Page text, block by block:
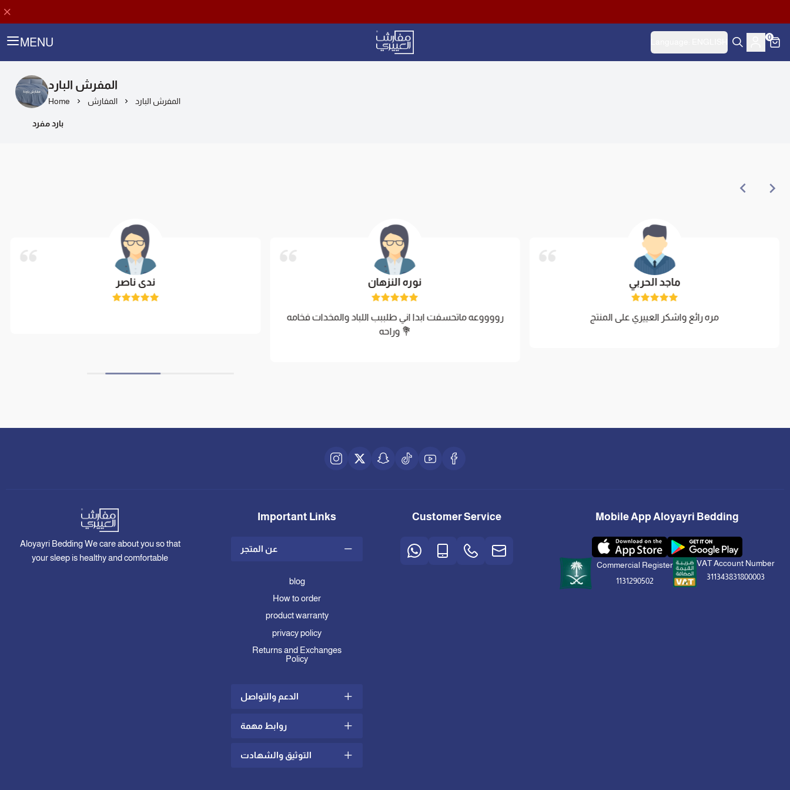
MENU Aloyayri Bedding
0
المفرش البارد
Home المفارش المفرش البارد
بارد مفرد
ندى ناصر نوره النزهان
رووووعه ماتحسفت ابدا اني طلببب اللباد والمخدات فخامه
وراحه 💐
ماجد الحربي
مره ‏رائع واشكر العييري على المنتج
Aloyayri Bedding We care about you so that
your sleep is healthy and comfortable
Important Links
عن المتجر
blog
How to order
product warranty
privacy policy
Returns and Exchanges
Policy
الدعم والتواصل
Shipping and Delivery Policy
Contact us
روابط مهمة
what is mattress topper
التوثيق والشهادت
Customer Service Mobile App Aloyayri Bedding
Commercial Register
1131290502
VAT Account Number
311343831800003